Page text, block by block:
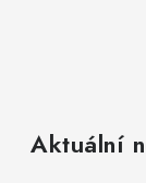
Aktuální